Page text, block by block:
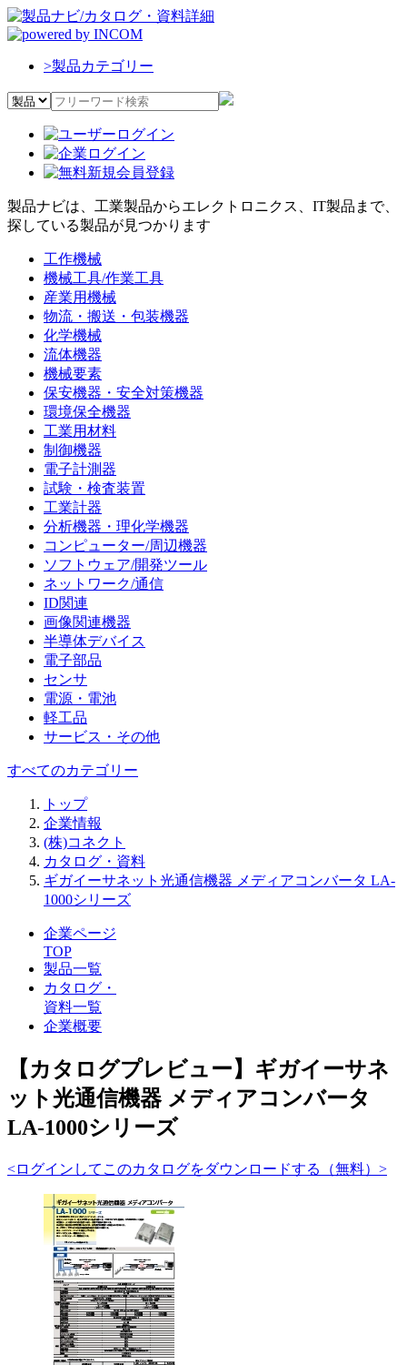
>製品カテゴリー
製品ナビは、工業製品からエレクトロニクス、IT製品まで、
探している製品が見つかります
工作機械
機械工具/作業工具
産業用機械
物流・搬送・包装機器
化学機械
流体機器
機械要素
保安機器・安全対策機器
環境保全機器
工業用材料
制御機器
電子計測器
試験・検査装置
工業計器
分析機器・理化学機器
コンピューター/周辺機器
ソフトウェア/開発ツール
ネットワーク/通信
ID関連
画像関連機器
半導体デバイス
電子部品
センサ
電源・電池
軽工品
サービス・その他
すべてのカテゴリー
トップ
企業情報
(株)コネクト
カタログ・資料
ギガイーサネット光通信機器 メディアコンバータ LA-
1000シリーズ
企業ページ
TOP
製品一覧
カタログ・
資料一覧
企業概要
【カタログプレビュー】ギガイーサネ
ット光通信機器 メディアコンバータ
LA-1000シリーズ
<ログインしてこのカタログをダウンロードする（無料）>